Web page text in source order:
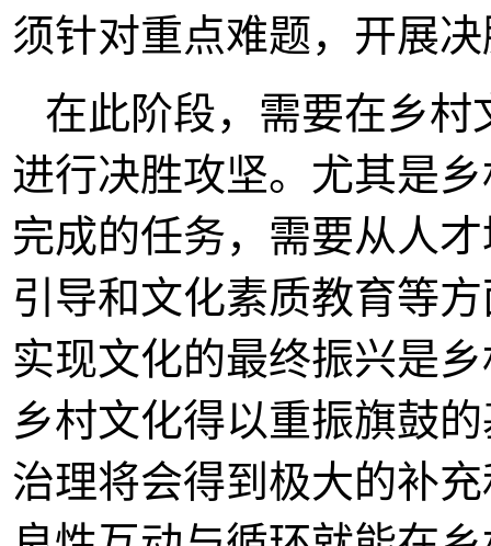
须针对重点难题，开展
在此阶段，需要在乡
进行决胜攻坚。尤其是
完成的任务，需要从人
引导和文化素质教育等
实现文化的最终振兴是
乡村文化得以重振旗鼓
治理将会得到极大的补